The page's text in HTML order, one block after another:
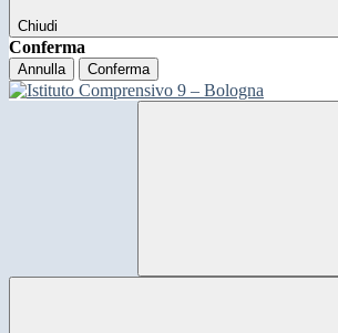
Chiudi
Conferma
Annulla Conferma